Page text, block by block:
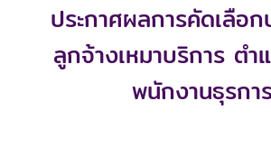
ประกาศผลการคัดเลือ
ลูกจ้างเหมาบริการ ตำ
พนักงานธุรกา